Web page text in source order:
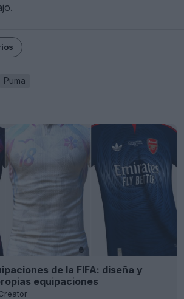
Puma
de la FIFA: diseña y
equipaciones